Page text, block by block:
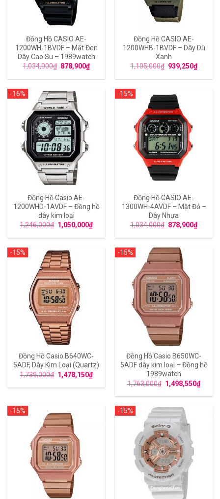
Đồng Hồ CASIO AE-
1200WH-1BVDF – Mặt Đen
Dây Cao Su – 1989watch
1,034,000₫ 878,900₫
Đồng Hồ CASIO AE-
1200WHB-1BVDF – Dây Dù
Xanh
1,105,000₫ 939,250₫
-16%
Đồng Hồ Casio AE-
1200WHD-1AVDF – Đồng hồ
dây kim loại
1,246,000₫ 1,050,000₫
-15%
Đồng Hồ CASIO AE-
1300WH-4AVDF – Mặt Đỏ –
Dây Nhựa
1,034,000₫ 878,900₫
-15%
Đồng Hồ Casio B640WC-
5ADF, Dây Kim Loại (Quartz)
1,739,000₫ 1,478,150₫
-15%
Đồng Hồ Casio B650WC-
5ADF dây kim loại – Đồng hồ
1989watch
1,763,000₫ 1,498,550₫
-15% -15%